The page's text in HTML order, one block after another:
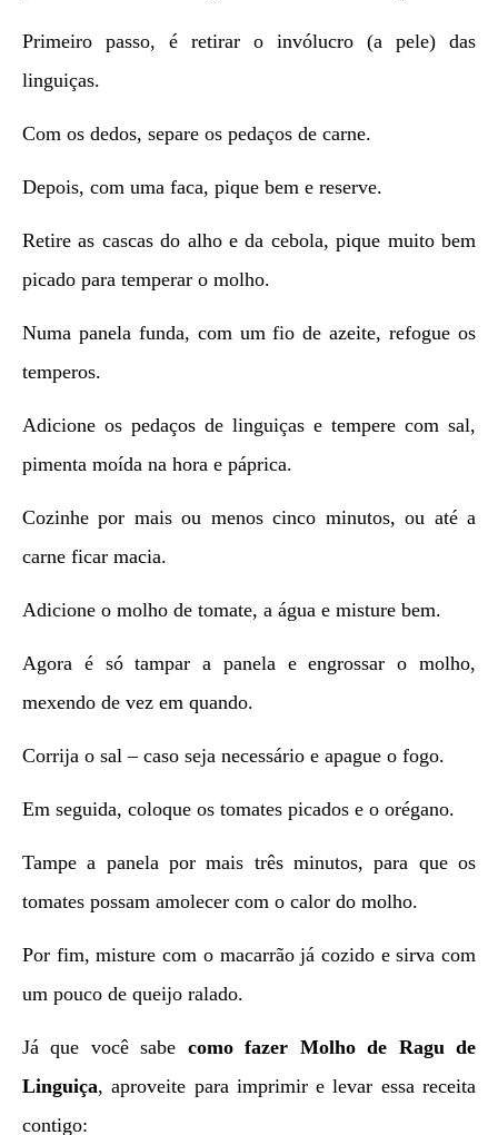
Primeiro passo, é retirar o invólucro (a pele) das
linguiças.
Com os dedos, separe os pedaços de carne.
Depois, com uma faca, pique bem e reserve.
Retire as cascas do alho e da cebola, pique muito bem
picado para temperar o molho.
Numa panela funda, com um fio de azeite, refogue os
temperos.
Adicione os pedaços de linguiças e tempere com sal,
pimenta moída na hora e páprica.
Cozinhe por mais ou menos cinco minutos, ou até a
carne ficar macia.
Adicione o molho de tomate, a água e misture bem.
Agora é só tampar a panela e engrossar o molho,
mexendo de vez em quando.
Corrija o sal – caso seja necessário e apague o fogo.
Em seguida, coloque os tomates picados e o orégano.
Tampe a panela por mais três minutos, para que os
tomates possam amolecer com o calor do molho.
Por fim, misture com o macarrão já cozido e sirva com
um pouco de queijo ralado.
Já que você sabe como fazer Molho de Ragu de
Linguiça, aproveite para imprimir e levar essa receita
contigo: